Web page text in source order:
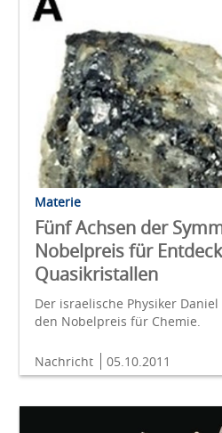
Materie
Fünf Achsen der
Nobelpreis für
Quasikristallen
Der israelische Physiker
den Nobelpreis für Chemie.
Nachricht 05.10.2011